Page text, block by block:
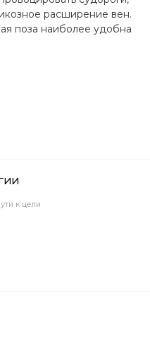
расширение вен.
поза наиболее удобна
к цели